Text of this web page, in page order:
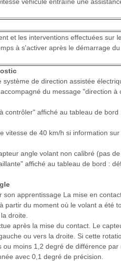
et les interventions effectuées sur
à s'activer après le démarrage
de direction assistée
du message "direction à
contrôler" affiché au tableau de
vitesse de 40 km/h si information
angle volant non calibré (pas de
affiché au tableau de bord :
apprentissage La mise en
partir du moment où le volant a été
droite.
après la mise du contact. Le
ou vers la droite. Si cette
moins 1,2 degré de différence par
avec 0,1 degré de précision.